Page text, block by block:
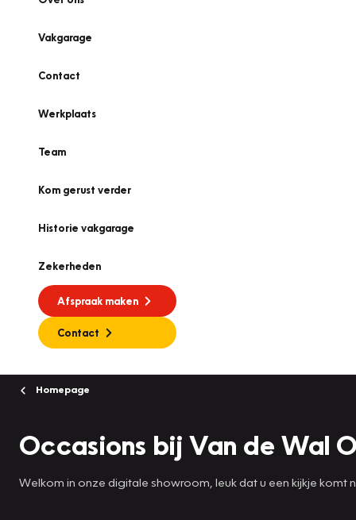
Vakgarage
Contact
Werkplaats
Team
Kom gerust verder
Historie vakgarage
Zekerheden
Afspraak maken
Contact
Homepage
Occasions bij Van de Wal
Welkom in onze digitale showroom, leuk dat u een kijkje komt